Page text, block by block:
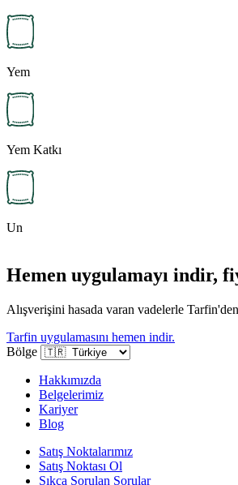
Yem
Yem Katkı
Un
Hemen uygulamayı indir,
Alışverişini hasada varan vadelerle
Tarfin uygulamasını hemen indir.
Bölge
Hakkımızda
Belgelerimiz
Kariyer
Blog
Satış Noktalarımız
Satış Noktası Ol
Sıkça Sorulan Sorular